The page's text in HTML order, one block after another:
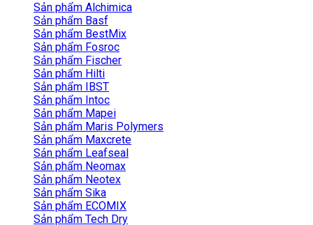
Sản phẩm Alchimica
Sản phẩm Basf
Sản phẩm BestMix
Sản phẩm Fosroc
Sản phẩm Fischer
Sản phẩm Hilti
Sản phẩm IBST
Sản phẩm Intoc
Sản phẩm Mapei
Sản phẩm Maris Polymers
Sản phẩm Maxcrete
Sản phẩm Leafseal
Sản phẩm Neomax
Sản phẩm Neotex
Sản phẩm Sika
Sản phẩm ECOMIX
Sản phẩm Tech Dry